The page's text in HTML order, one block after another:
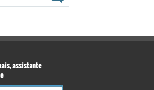
assistante